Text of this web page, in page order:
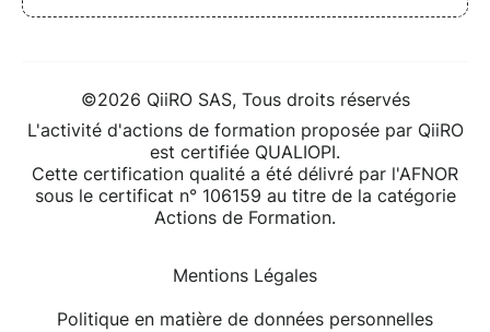
©2026 QiiRO SAS, Tous droits réservés
L'activité d'actions de formation proposée par QiiRO
est certifiée QUALIOPI.
Cette certification qualité a été délivré par l'AFNOR
sous le certificat n° 106159 au titre de la catégorie
Actions de Formation.
Mentions Légales
Politique en matière de données personnelles